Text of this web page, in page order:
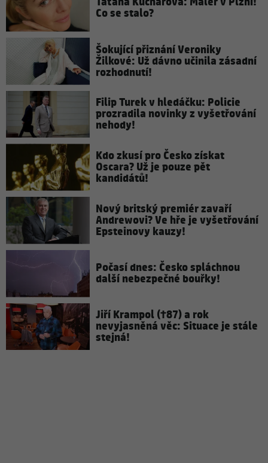
Co se stalo?
Šokující přiznání Veroniky
Žilkové: Už dávno učinila zásadní
rozhodnutí!
Filip Turek v hledáčku: Policie
prozradila novinky z vyšetřování
nehody!
Kdo zkusí pro Česko získat
Oscara? Už je pouze pět
kandidátů!
Nový britský premiér zavaří
Andrewovi? Ve hře je vyšetřování
Epsteinovy kauzy!
Počasí dnes: Česko spláchnou
další nebezpečné bouřky!
Jiří Krampol (†87) a rok
nevyjasněná věc: Situace je stále
stejná!